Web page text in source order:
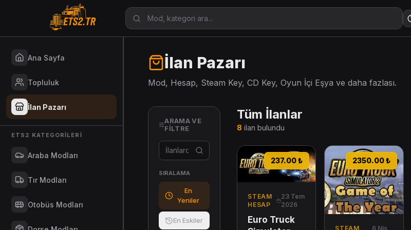
Ana Sayfa
Topluluk
İlan Pazarı
ETS2 KATEGORILERI
Araba Modları
Tır Modları
Otobüs Modları
İlan Pazarı
Mod, Hesap, Steam Key, CD Key, Oyun İçi Eşya ve daha fazlası.
ARAMA VE
FILTRE
SIRALAMA
En
Yeniler
En Eskiler
Tüm İlanlar
8 ilan bulundu
Euro Truck Simulator 2 Steam Hesabı
237.00 ₺
STEAM
HESAP
23 Tem
2026
Euro Truck
Euro Truck Simulator
2350.00 ₺
STEAM
6 Nis